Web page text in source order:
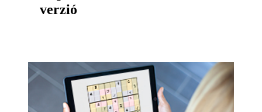
verzió